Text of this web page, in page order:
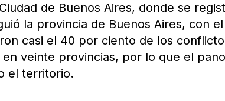
de Buenos Aires, donde se
la provincia de Buenos Aires, con el
casi el 40 por ciento de los
veinte provincias, por lo que el
el territorio.